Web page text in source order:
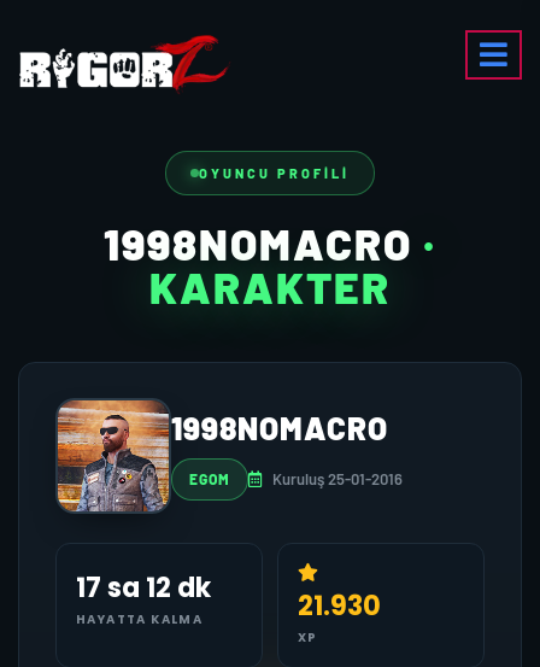
OYUNCU PROFILI
1998NOMACRO ·
KARAKTER
1998NOMACRO
EGOM Kuruluş 25-01-2016
17 sa 12 dk
HAYATTA KALMA 21.930
XP